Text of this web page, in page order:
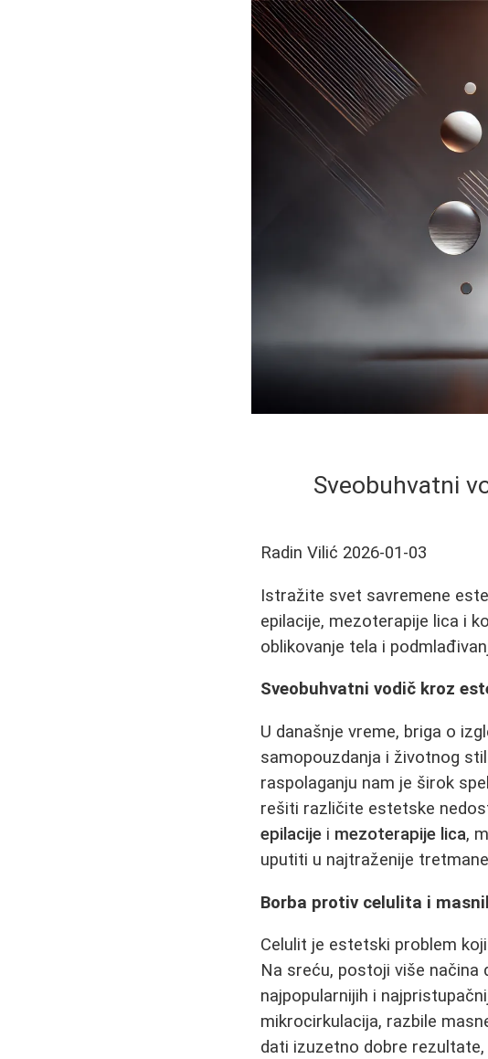
Sveobuhvatni
Radin Vilić 2026-01-03
Istražite svet savremene
epilacije, mezoterapije lica i
oblikovanje tela i
Sveobuhvatni vodič kroz
U današnje vreme, briga o
samopouzdanja i životnog
raspolaganju nam je širok
rešiti različite estetske
epilacije i mezoterapije lica,
uputiti u najtraženije
Borba protiv celulita i
Celulit je estetski problem
Na sreću, postoji više
najpopularnijih i
mikrocirkulacija, razbile
dati izuzetno dobre